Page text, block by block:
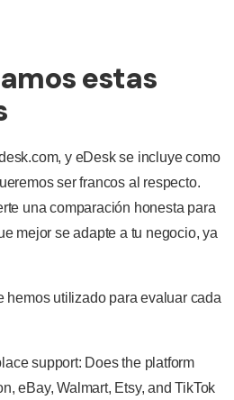
estas
y eDesk se incluye como
ser francos al respecto.
una comparación honesta para
mejor se adapte a tu negocio, ya
hemos utilizado para evaluar cada
support: Does the platform
eBay, Walmart, Etsy, and TikTok